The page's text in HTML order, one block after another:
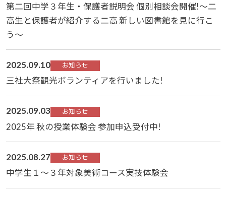
第二回中学３年生・保護者説明会 個別相談会開催!～二
高生と保護者が紹介する二高 新しい図書館を見に行こ
う～
2025.09.10 お知らせ
三社大祭観光ボランティアを行いました!
2025.09.03 お知らせ
2025年 秋の授業体験会 参加申込受付中!
2025.08.27 お知らせ
中学生１～３年対象美術コース実技体験会